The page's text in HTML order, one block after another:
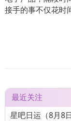
接手的事不仅花时
最近关注
星吧日运（8月8